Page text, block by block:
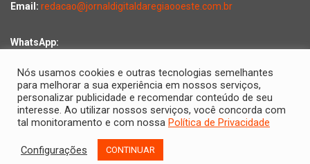
Email: redacao@jornaldigitaldaregiaooeste.com.br
WhatsApp:
Copyright © 2026 Jornal Digital da Região Oeste | Desenvolvido
Nós usamos cookies e outras tecnologias semelhantes
para melhorar a sua experiência em nossos serviços,
personalizar publicidade e recomendar conteúdo de seu
interesse. Ao utilizar nossos serviços, você concorda com
tal monitoramento e com nossa Política de Privacidade
Configurações CONTINUAR